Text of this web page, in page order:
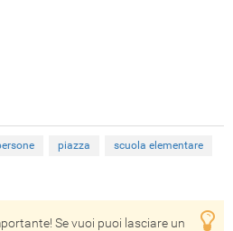
piazza
scuola elementare
Se vuoi puoi lasciare un